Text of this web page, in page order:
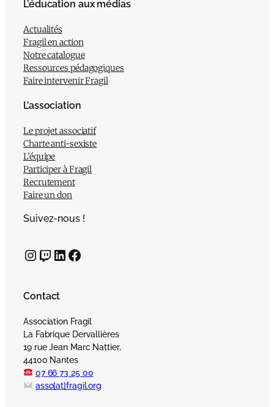
L’éducation aux médias
Actualités
Fragil en action
Notre catalogue
Ressources pédagogiques
Faire intervenir Fragil
L’association
Le projet associatif
Charte anti-sexiste
L’équipe
Participer à Fragil
Recrutement
Faire un don
Suivez-nous !
InstagramTwitch LinkedIn Facebook
Contact
Association Fragil
La Fabrique Dervallières
19 rue Jean Marc Nattier,
44100 Nantes
07 66 73 25 00
asso[at]fragil.org